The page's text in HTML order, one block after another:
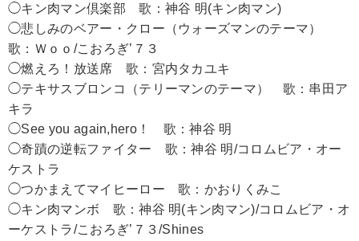
◯キン肉マン倶楽部 歌：神谷 明(キン肉マン)
◯悲しみのベアー・クロー（ウォーズマンのテーマ）
歌：Ｗｏｏ/こおろぎ’７３
◯燃えろ！放送席 歌：宮内タカユキ
◯テキサスブロンコ（テリーマンのテーマ） 歌：串田ア
キラ
◯See you again,hero！ 歌：神谷 明
◯奇蹟の逆転ファイター 歌：神谷 明/コロムビア・オー
ケストラ
◯つかまえてマイヒーロー 歌：かおりくみこ
◯キン肉マンボ 歌：神谷 明(キン肉マン)/コロムビア・オ
ーケストラ/こおろぎ’７３/Shines